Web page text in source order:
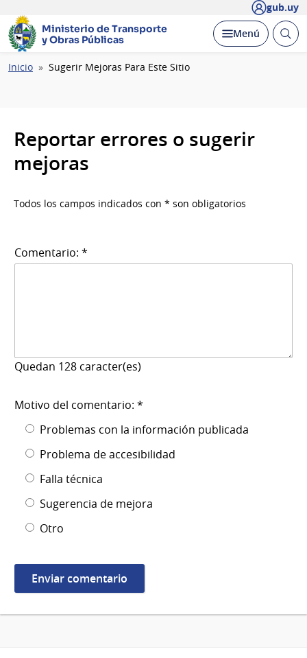
gub.uy
Ministerio de Transporte
y Obras Públicas
Desplegar
Menú Abrir
Ruta
Inicio Sugerir Mejoras Para Este Sitio
Reportar errores o sugerir
mejoras
Todos los campos indicados con * son obligatorios
Comentario: *
Quedan 128 caracter(es)
Motivo del comentario: *
Problemas con la información publicada
Problema de accesibilidad
Falla técnica
Sugerencia de mejora
Otro